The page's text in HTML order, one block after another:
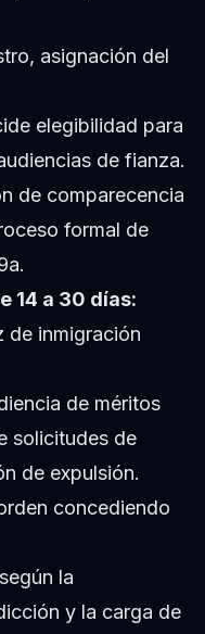
asignación del
elegibilidad para
de fianza.
de comparecencia
formal de
14 a 30 días:
de inmigración
de méritos
solicitudes de
de expulsión.
concediendo
la
y la carga de